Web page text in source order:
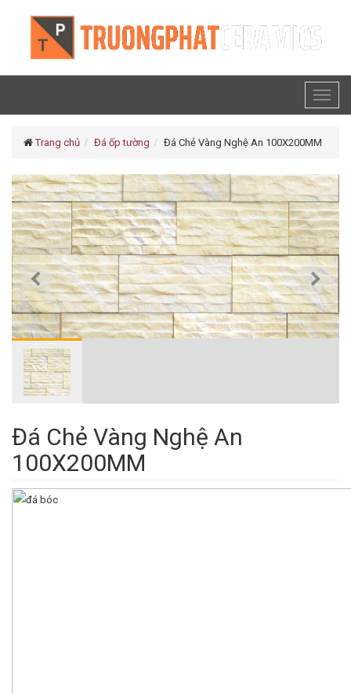
Trang chủ Đá ốp tường Đá Chẻ Vàng Nghệ An 100X200MM
Đá Chẻ Vàng Nghệ An
100X200MM